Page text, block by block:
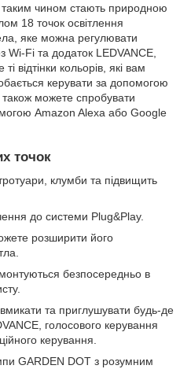
чином стають природною
18 точок освітлення
яке можна регулювати
Fi та додаток LEDVANCE,
відтінки кольорів, які вам
керувати за допомогою
можете спробувати
Amazon Alexa або Google
точок
клумби та підвищить
до системи Plug&Play.
розширити його
безпосередньо в
та приглушувати будь-де
голосового керування
керування.
GARDEN DOT з розумним